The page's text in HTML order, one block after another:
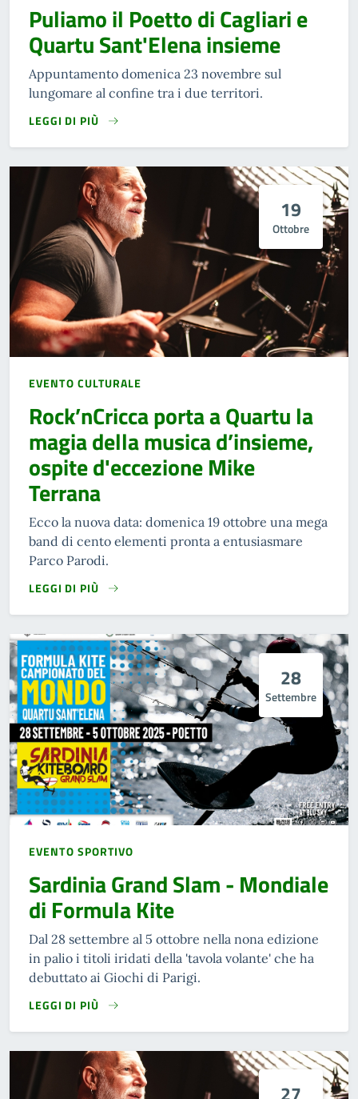
Puliamo il Poetto di Cagliari e
Quartu Sant'Elena insieme
Appuntamento domenica 23 novembre sul
lungomare al confine tra i due territori.
LEGGI DI PIÙ
19
Ottobre
EVENTO CULTURALE
Rock’nCricca porta a Quartu la
magia della musica d’insieme,
ospite d'eccezione Mike
Terrana
Ecco la nuova data: domenica 19 ottobre una mega
band di cento elementi pronta a entusiasmare
Parco Parodi.
LEGGI DI PIÙ
28
Settembre
EVENTO SPORTIVO
Sardinia Grand Slam - Mondiale
di Formula Kite
Dal 28 settembre al 5 ottobre nella nona edizione
in palio i titoli iridati della 'tavola volante' che ha
debuttato ai Giochi di Parigi.
LEGGI DI PIÙ